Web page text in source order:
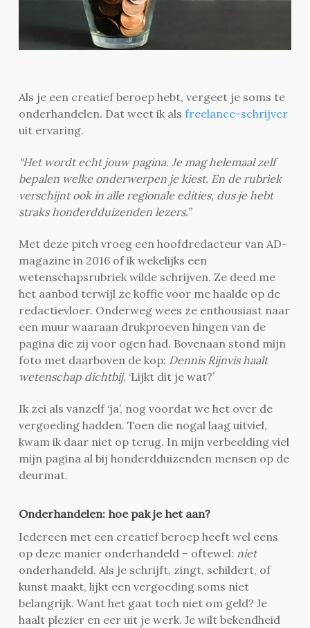
Als je een creatief beroep hebt, vergeet je soms te
onderhandelen. Dat weet ik als freelance-schrijver
uit ervaring.
“Het wordt echt jouw pagina. Je mag helemaal zelf
bepalen welke onderwerpen je kiest. En de rubriek
verschijnt ook in alle regionale edities, dus je hebt
straks honderdduizenden lezers.”
Met deze pitch vroeg een hoofdredacteur van AD-
magazine in 2016 of ik wekelijks een
wetenschapsrubriek wilde schrijven. Ze deed me
het aanbod terwijl ze koffie voor me haalde op de
redactievloer. Onderweg wees ze enthousiast naar
een muur waaraan drukproeven hingen van de
pagina die zij voor ogen had. Bovenaan stond mijn
foto met daarboven de kop: Dennis Rijnvis haalt
wetenschap dichtbij. ‘Lijkt dit je wat?’
Ik zei als vanzelf ‘ja’, nog voordat we het over de
vergoeding hadden. Toen die nogal laag uitviel,
kwam ik daar niet op terug. In mijn verbeelding viel
mijn pagina al bij honderdduizenden mensen op de
deurmat.
Onderhandelen: hoe pak je het aan?
Iedereen met een creatief beroep heeft wel eens
op deze manier onderhandeld – oftewel: niet
onderhandeld. Als je schrijft, zingt, schildert, of
kunst maakt, lijkt een vergoeding soms niet
belangrijk. Want het gaat toch niet om geld? Je
haalt plezier en eer uit je werk. Je wilt bekendheid